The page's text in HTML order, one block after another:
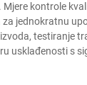
kontrole
jednokratnu
testiranje
usklađenosti s